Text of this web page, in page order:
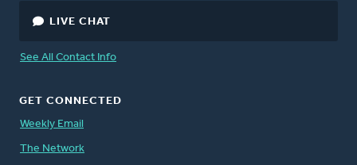
LIVE CHAT
See All Contact Info
GET CONNECTED
Weekly Email
The Network